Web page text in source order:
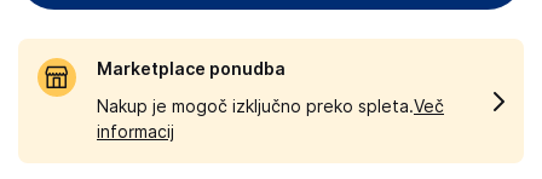
Marketplace ponudba
Nakup je mogoč izključno preko spleta.Več
informacij